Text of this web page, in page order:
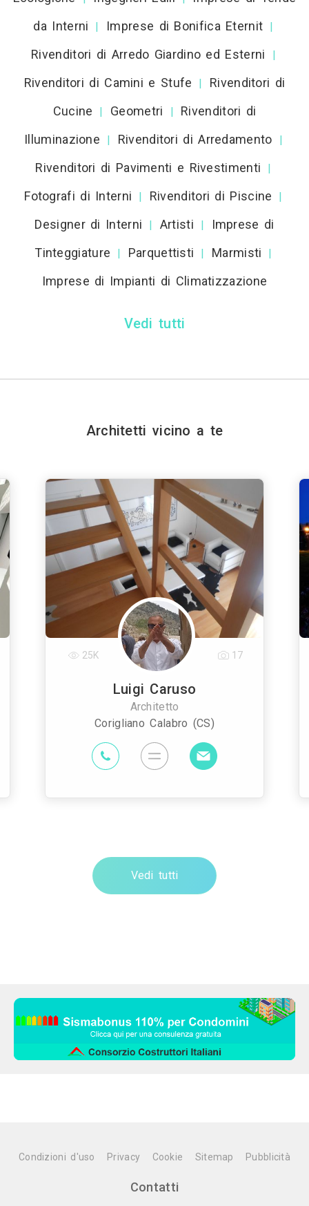
da Interni
| Imprese di Bonifica Eternit |
Rivenditori di Arredo Giardino ed Esterni |
Rivenditori di Camini e Stufe |
Rivenditori di
Cucine
| Geometri |
Rivenditori di
Illuminazione
| Rivenditori di Arredamento |
Rivenditori di Pavimenti e Rivestimenti |
Fotografi di Interni | Rivenditori di Piscine |
Designer di Interni | Artisti |
Imprese di
Tinteggiature
| Parquettisti | Marmisti |
Imprese di Impianti di Climatizzazione
Vedi tutti
Architetti vicino a te
Luigi Caruso
Architetto
Corigliano Calabro (CS)
25K 17
Vedi tutti
Condizioni d'uso Privacy Cookie Sitemap Pubblicità
Contatti